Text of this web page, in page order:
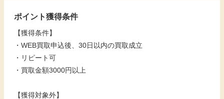
ポイント獲得条件
【獲得条件】
・WEB買取申込後、30日以内の買取成立
・リピート可
・買取金額3000円以上
【獲得対象外】